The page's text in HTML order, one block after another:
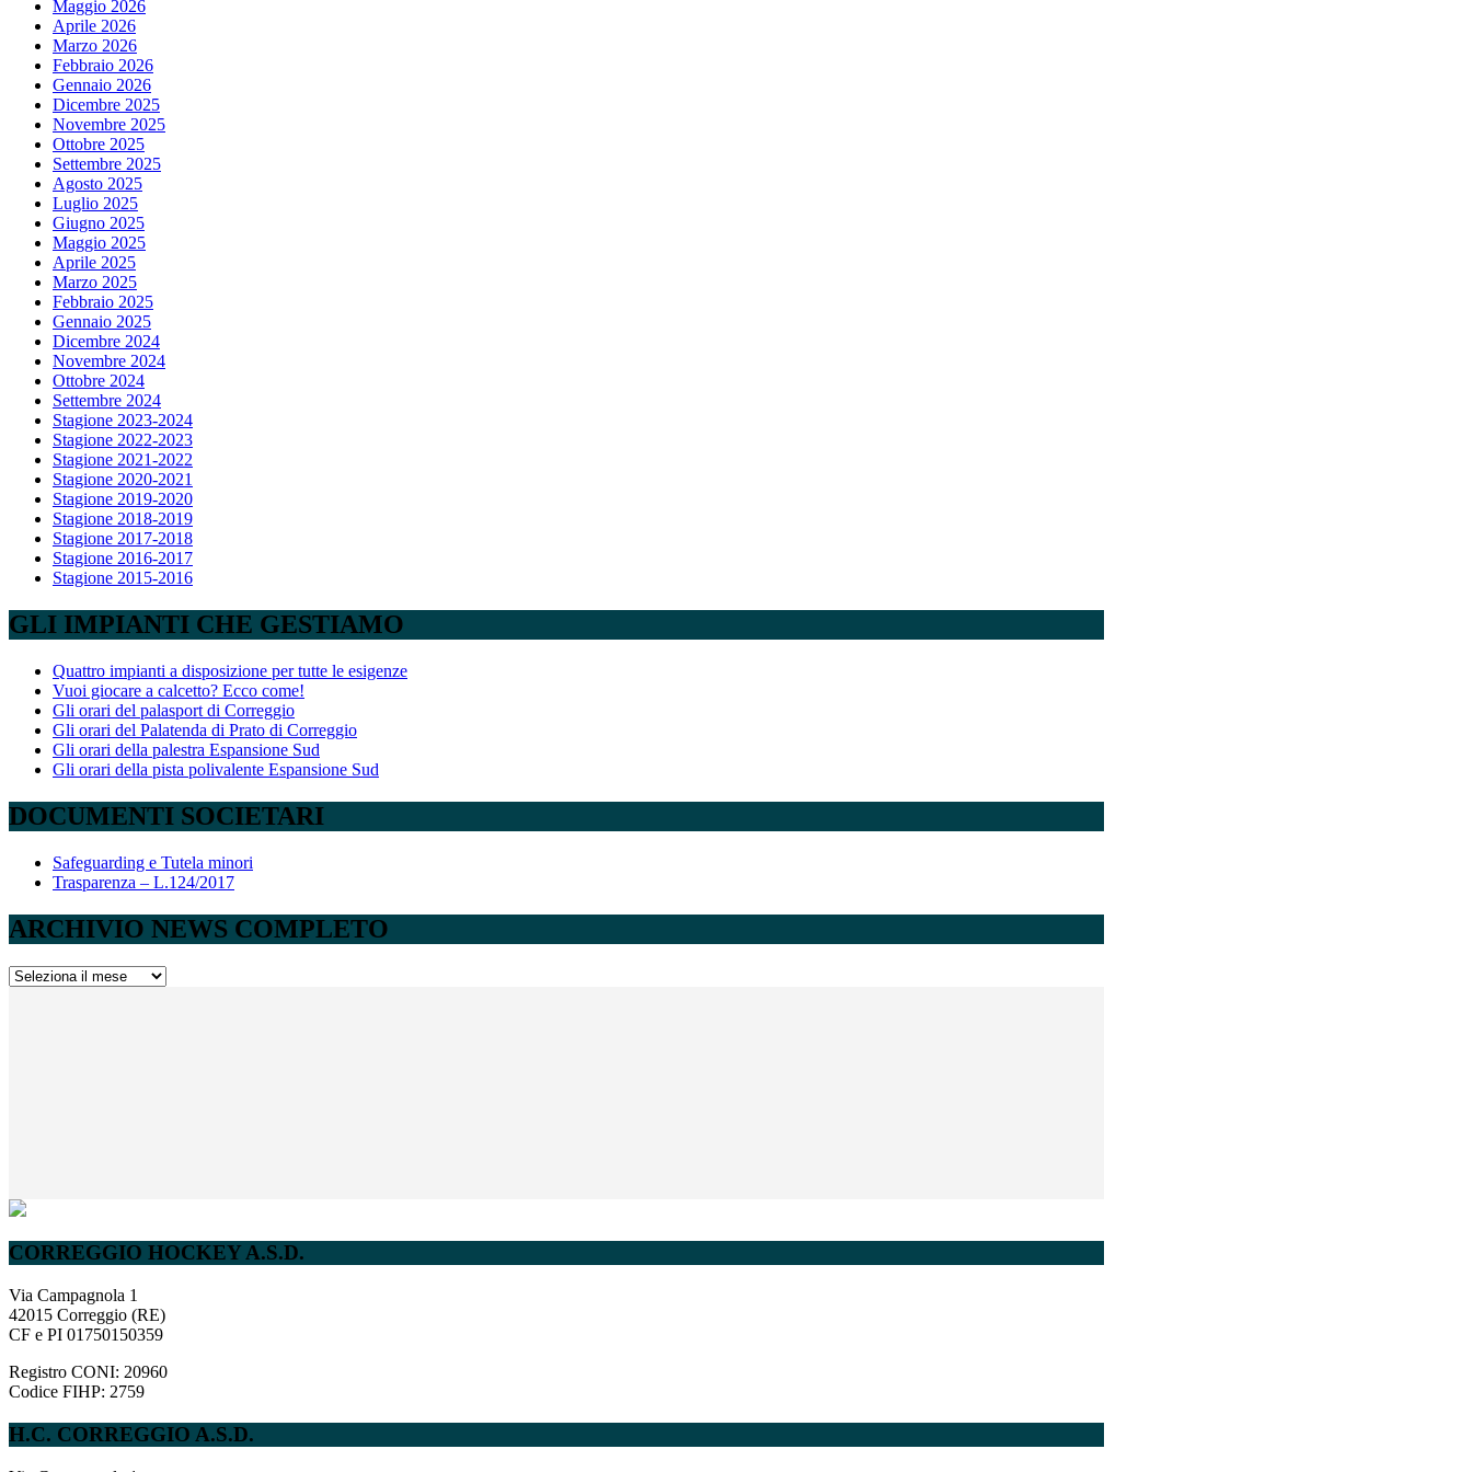
Maggio 2026
Aprile 2026
Marzo 2026
Febbraio 2026
Gennaio 2026
Dicembre 2025
Novembre 2025
Ottobre 2025
Settembre 2025
Agosto 2025
Luglio 2025
Giugno 2025
Maggio 2025
Aprile 2025
Marzo 2025
Febbraio 2025
Gennaio 2025
Dicembre 2024
Novembre 2024
Ottobre 2024
Settembre 2024
Stagione 2023-2024
Stagione 2022-2023
Stagione 2021-2022
Stagione 2020-2021
Stagione 2019-2020
Stagione 2018-2019
Stagione 2017-2018
Stagione 2016-2017
Stagione 2015-2016
GLI IMPIANTI CHE GESTIAMO
Quattro impianti a disposizione per tutte le esigenze
Vuoi giocare a calcetto? Ecco come!
Gli orari del palasport di Correggio
Gli orari del Palatenda di Prato di Correggio
Gli orari della palestra Espansione Sud
Gli orari della pista polivalente Espansione Sud
DOCUMENTI SOCIETARI
Safeguarding e Tutela minori
Trasparenza – L.124/2017
ARCHIVIO NEWS COMPLETO
ARCHIVIO
CORREGGIO HOCKEY A.S.D.
Via Campagnola 1
42015 Correggio (RE)
CF e PI 01750150359
Registro CONI: 20960
Codice FIHP: 2759
H.C. CORREGGIO A.S.D.